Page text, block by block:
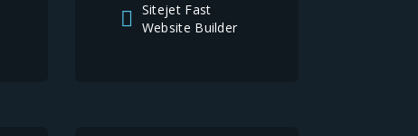
Sitejet Fast
Website Builder